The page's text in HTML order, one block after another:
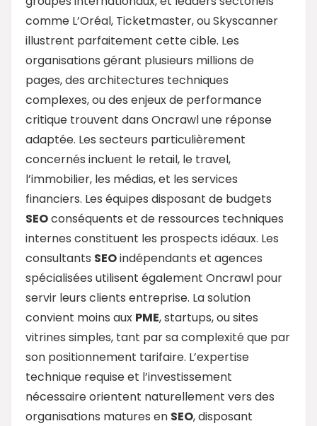
comme L’Oréal, Ticketmaster, ou Skyscanner
illustrent parfaitement cette cible. Les
organisations gérant plusieurs millions de
pages, des architectures techniques
complexes, ou des enjeux de performance
critique trouvent dans Oncrawl une réponse
adaptée. Les secteurs particulièrement
concernés incluent le retail, le travel,
l’immobilier, les médias, et les services
financiers. Les équipes disposant de budgets
SEOconséquents et de ressources techniques
internes constituent les prospects idéaux. Les
consultants SEOindépendants et agences
spécialisées utilisent également Oncrawl pour
servir leurs clients entreprise. La solution
convient moins aux PME, startups, ou sites
vitrines simples, tant par sa complexité que par
son positionnement tarifaire. L’expertise
technique requise et l’investissement
nécessaire orientent naturellement vers des
organisations matures en SEO, disposant